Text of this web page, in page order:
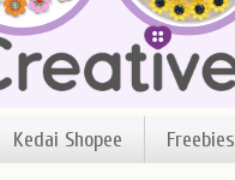
Kedai Shopee Freebies